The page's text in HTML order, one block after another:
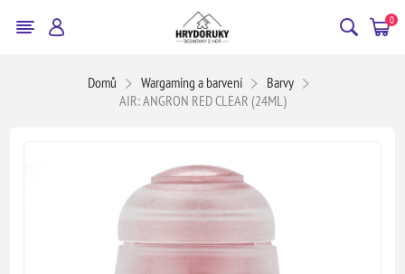
0
Domů Wargaming a barvení
Barvy
AIR: ANGRON RED CLEAR (24ML)